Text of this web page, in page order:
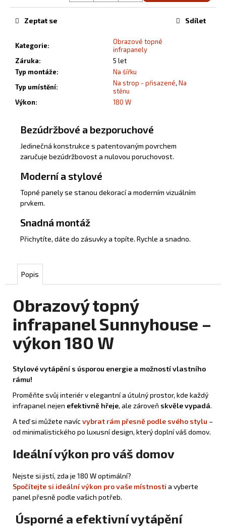
Kategorie:
Obrazové topné
infrapanely
Záruka:
5 let
Typ montáže:
Na šířku
Typ umístění: Na strop - přisazené, Na
stěnu
Výkon: 180 W
Zeptat se Sdílet
Bezúdržbové a bezporuchové
Jedinečná konstrukce s patentovaným povrchem
zaručuje bezúdržbovost a nulovou poruchovost.
Moderní a stylové
Topné panely se stanou dekorací a moderním vizuálním
prvkem.
Snadná montáž
Přichytíte, dáte do zásuvky a topíte. Rychle a snadno.
Popis
Obrazový topný
infrapanel Sunnyhouse –
výkon 180 W
Stylové vytápění s úsporou energie a možností vlastního
rámu!
Proměňte svůj interiér v elegantní a útulný prostor, kde každý
infrapanel nejen efektivně hřeje, ale zároveň skvěle vypadá.
A teď si můžete navícvybrat rám přesně podle svého stylu –
od minimalistického po luxusní design, který doplní váš domov.
Ideální výkon pro váš domov
Nejste si jistí, zda je 180 W optimální?
Spočítejte si ideální výkon pro vaše místnosti a vyberte
panel přesně podle vašich potřeb.
Úsporné a efektivní vytápění